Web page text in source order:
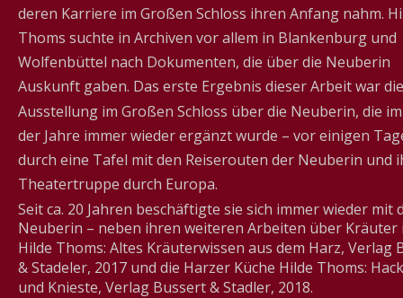
deren Karriere im Großen Schloss ihren Anfang nahm.
Thoms suchte in Archiven vor allem in Blankenburg und
Wolfenbüttel nach Dokumenten, die über die Neuberin
Auskunft gaben. Das erste Ergebnis dieser Arbeit war
Ausstellung im Großen Schloss über die Neuberin, die
der Jahre immer wieder ergänzt wurde – vor einigen
durch eine Tafel mit den Reiserouten der Neuberin und
Theatertruppe durch Europa.
Seit ca. 20 Jahren beschäftigte sie sich immer wieder mit
Neuberin – neben ihren weiteren Arbeiten über
Hilde Thoms: Altes Kräuterwissen aus dem Harz, Verlag
& Stadeler, 2017 und die Harzer Küche Hilde Thoms:
und Knieste, Verlag Bussert & Stadler, 2018.